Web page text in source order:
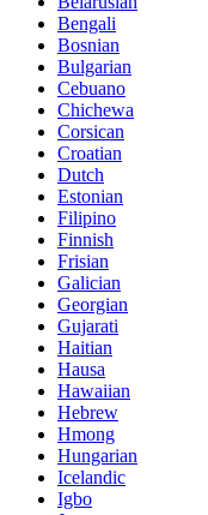
Bengali
Bosnian
Bulgarian
Cebuano
Chichewa
Corsican
Croatian
Dutch
Estonian
Filipino
Finnish
Frisian
Galician
Georgian
Gujarati
Haitian
Hausa
Hawaiian
Hebrew
Hmong
Hungarian
Icelandic
Igbo